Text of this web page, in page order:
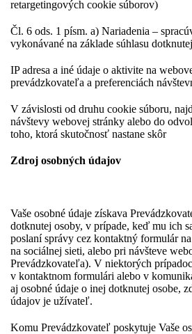
retargetingových cookie súborov)
Čl. 6 ods. 1 písm. a) Nariadenia –
vykonávané na základe súhlasu
IP adresa a iné údaje o aktivite na
prevádzkovateľa a preferenciách
V závislosti od druhu cookie súboru,
návštevy webovej stránky alebo do
toho, ktorá skutočnosť nastane skôr
Zdroj osobných údajov
Vaše osobné údaje získava
dotknutej osoby, v prípade, keď mu ich
poslaní správy cez kontaktný formulár
na sociálnej sieti, alebo pri návšteve
Prevádzkovateľa). V niektorých
v kontaktnom formulári alebo v
aj osobné údaje o inej dotknutej osobe,
údajov je užívateľ.
Komu Prevádzkovateľ poskytuje Vaše